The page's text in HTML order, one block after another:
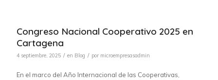
Congreso Nacional Cooperativo 2025 en
Cartagena
4 septiembre, 2025 / en Blog / por microempresasadmin
En el marco del Año Internacional de las Cooperativas,